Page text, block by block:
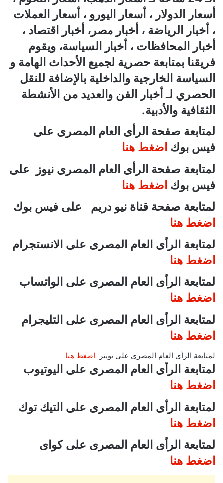
أسعار الدولار ، أسعار اليورو ، أسعار العملات
، أخبار الرياضة ، أخبار مصر، أخبار اقتصاد ،
أخبار المحافظات ، أخبار السياسة، ويقوم
فريقنا بمتابعة حصرية لجميع الأحداث الهامة و
السياسة الخارجية والداخلية بالإضافة للنقل
الحصري لـ أخبار الفن والعديد من الأنشطة
الثقافية والأدبية.
لمتابعة صفحة الرأى العام المصرى على
فيس بوك اضغط هنا
لمتابعة صفحة الرأى العام المصرى نيوز على
فيس بوك اضغط هنا
لمتابعة صفحة قناة نيو دريم على فيس بوك
اضغط هنا
لمتابعة الرأى العام المصرى على الانستجرام
اضغط هنا
لمتابعة الرأى العام المصرى على الواتساب
اضغط هنا
لمتابعة الرأى العام المصرى على التليجرام
اضغط هنا
لمتابعة الرأى العام المصرى على تويتر اضغط هنا
لمتابعة الرأى العام المصرى على اليوتيوب
اضغط هنا
لمتابعة الرأى العام المصرى على التيك توك
اضغط هنا
لمتابعة الرأى العام المصرى على كواى
اضغط هنا